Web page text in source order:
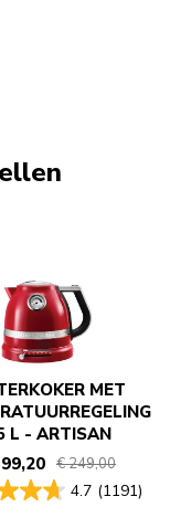
MET
L - ARTISAN
€ 249,00
4.7 (1191)